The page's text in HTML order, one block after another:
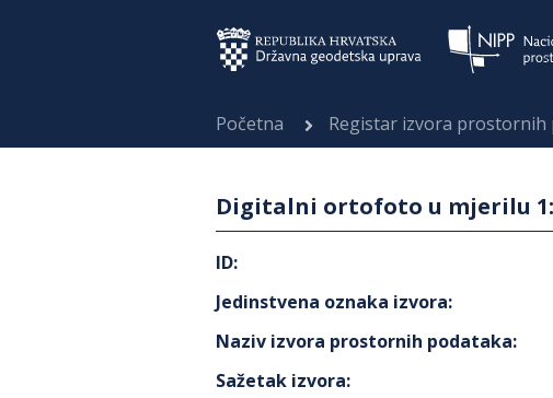
Početna Registar izvora prostornih
Digitalni ortofoto u mjerilu
ID:
Jedinstvena oznaka izvora:
Naziv izvora prostornih podataka:
Sažetak izvora: